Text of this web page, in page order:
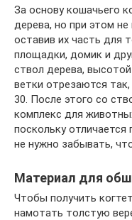
За основу кошачьего
дерева, но при этом
оставив их часть для
площадки, домик и
ствол дерева,
ветки отрезаются
30. После этого со
комплекс для
поскольку
не нужно забывать,
Материал для
Чтобы получить
намотать толстую